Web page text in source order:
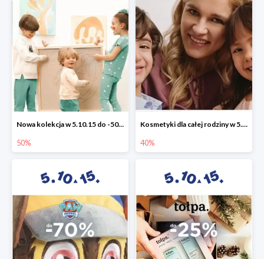
Nowa kolekcja w 5.10.15 do -50%
50%
Kosmetyki dla całej rodziny w 5.10.15 do -40%
40%